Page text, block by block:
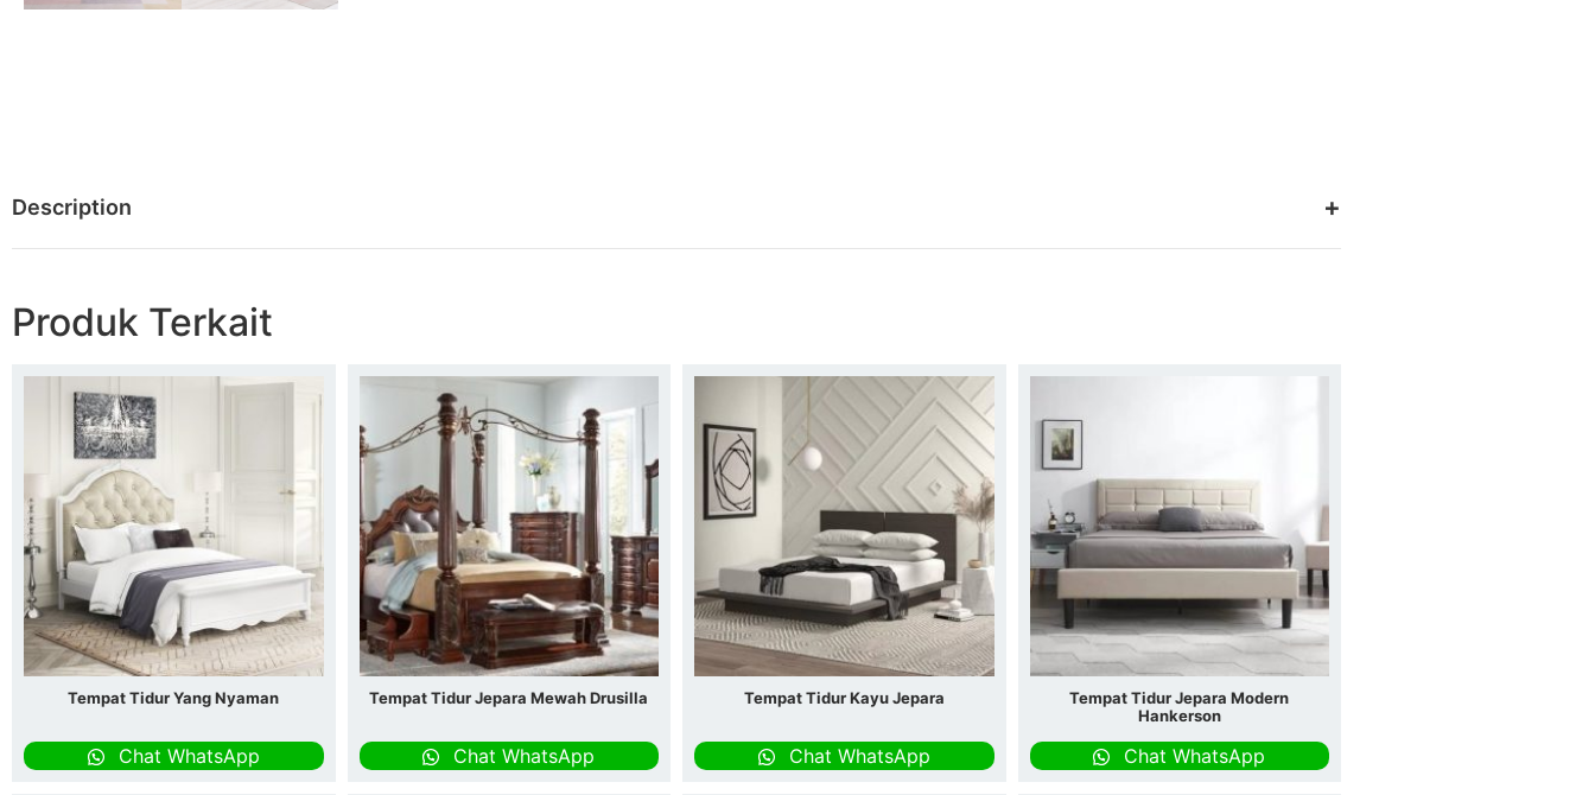
Description
Produk Terkait
Tempat Tidur Yang Nyaman
Chat WhatsApp
Tempat Tidur Jepara Mewah Drusilla
Chat WhatsApp
Tempat Tidur Kayu Jepara
Chat WhatsApp
Tempat Tidur Jepara Modern
Hankerson
Chat WhatsApp